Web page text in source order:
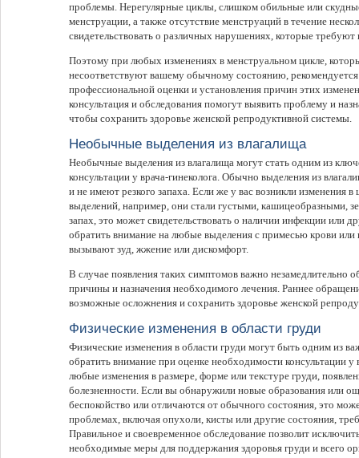
проблемы. Нерегулярные циклы, слишком обильные или
менструации, а также отсутствие менструаций в течение
свидетельствовать о различных нарушениях, которые требуют
Поэтому при любых изменениях в менструальном цикле,
несоответствуют вашему обычному состоянию, рекомендуется
профессиональной оценки и установления причин этих
консультация и обследования помогут выявить проблему и
чтобы сохранить здоровье женской репродуктивной системы.
Необычные выделения из влагалища
Необычные выделения из влагалища могут стать одним из
консультации у врача-гинеколога. Обычно выделения из
и не имеют резкого запаха. Если же у вас возникли изменения в
выделений, например, они стали густыми, кашицеобразными,
запах, это может свидетельствовать о наличии инфекции или
обратить внимание на любые выделения с примесью крови
вызывают зуд, жжение или дискомфорт.
В случае появления таких симптомов важно незамедлительно
причины и назначения необходимого лечения. Раннее
возможные осложнения и сохранить здоровье женской
Физические изменения в области груди
Физические изменения в области груди могут быть одним из
обратить внимание при оценке необходимости консультации у
любые изменения в размере, форме или текстуре груди,
болезненности. Если вы обнаружили новые образования или
беспокойство или отличаются от обычного состояния, это
проблемах, включая опухоли, кисты или другие состояния,
Правильное и своевременное обследование позволит
необходимые меры для поддержания здоровья груди и всего